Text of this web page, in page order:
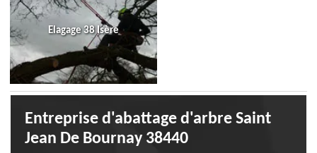
Elagage 38 Isère
Entreprise d'abattage d'arbre Saint
Jean De Bournay 38440